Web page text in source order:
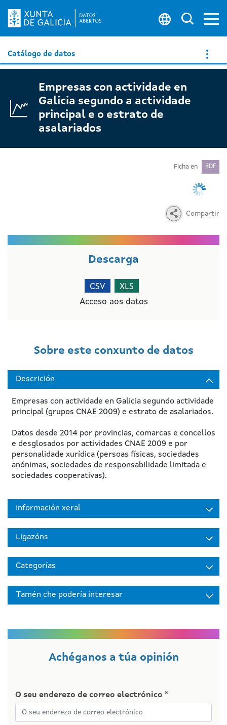
Catálogo de datos
Empresas con actividade en
Galicia segundo a actividade
principal e o estrato de
asalariados
Ficha en RDF
Compartir
Descarga
CSV
XLS
Acceso aos datos
Sobre este conxunto de datos
Descrición
Empresas con actividade en Galicia segundo actividade
principal (grupos CNAE 2009) e estrato de asalariados.
Datos desde 2014 por provincias, comarcas e concellos
e desglosados por actividades CNAE 2009 e por
personalidade xurídica (persoas físicas, sociedades
anónimas, sociedades de responsabilidade limitada e
sociedades cooperativas).
Información xeral
Ligazóns
Categorías
Tamén che podería interesar
Achéganos a túa opinión
O seu enderezo de correo electrónico *